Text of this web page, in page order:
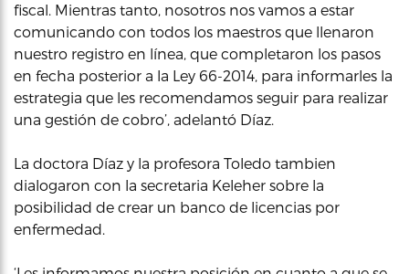
fiscal. Mientras tanto, nosotros nos vamos a estar
comunicando con todos los maestros que llenaron
nuestro registro en línea, que completaron los pasos
en fecha posterior a la Ley 66-2014, para informarles la
estrategia que les recomendamos seguir para realizar
una gestión de cobro’, adelantó Díaz.
La doctora Díaz y la profesora Toledo tambien
dialogaron con la secretaria Keleher sobre la
posibilidad de crear un banco de licencias por
enfermedad.